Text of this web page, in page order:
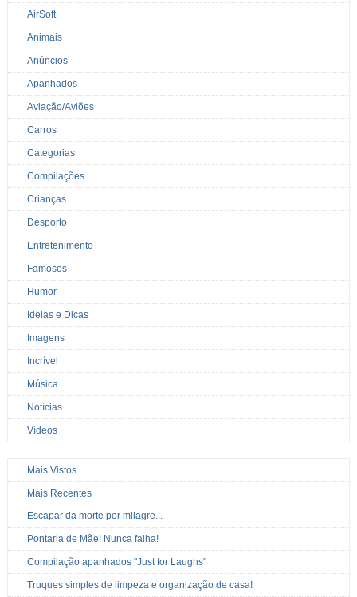
AirSoft
Animais
Anúncios
Apanhados
Aviação/Aviões
Carros
Categorias
Compilações
Crianças
Desporto
Entretenimento
Famosos
Humor
Ideias e Dicas
Imagens
Incrível
Música
Notícias
Vídeos
Mais Vistos
Mais Recentes
Escapar da morte por milagre...
Pontaria de Mãe! Nunca falha!
Compilação apanhados "Just for Laughs"
Truques simples de limpeza e organização de casa!